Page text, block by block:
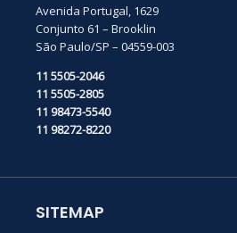
Avenida Portugal, 1629
Conjunto 61 – Brooklin
São Paulo/SP – 04559-003
11 5505-2046
11 5505-2805
11 98473-5540
11 98272-8220
SITEMAP